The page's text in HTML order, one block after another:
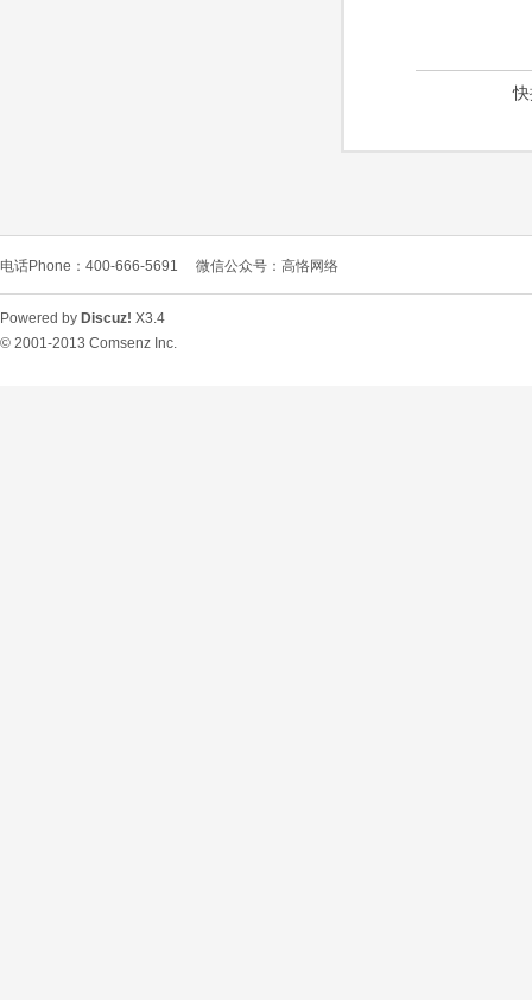
电话Phone：400-666-5691 微信公众号：高恪网络
Powered by Discuz! X3.4
© 2001-2013 Comsenz Inc.